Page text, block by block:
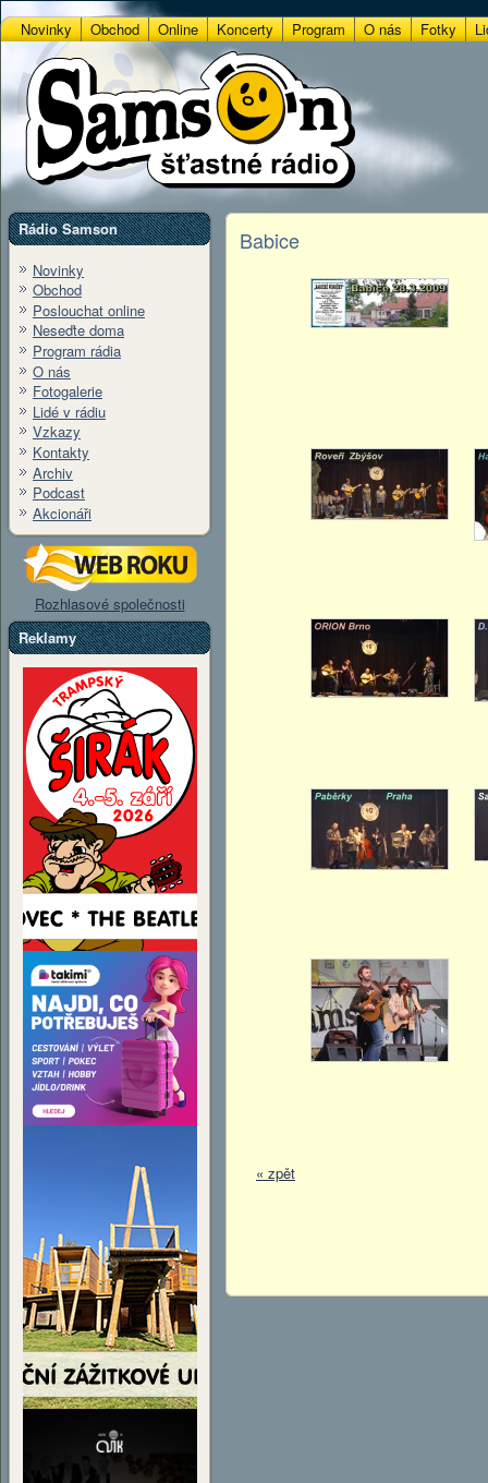
Novinky Obchod Online Koncerty Program O nás Fotky
Rádio Samson
Novinky
Obchod
Poslouchat online
Neseďte doma
Program rádia
O nás
Fotogalerie
Lidé v rádiu
Vzkazy
Kontakty
Archiv
Podcast
Akcionáři
Rozhlasové společnosti
Reklamy
Babice
« zpět